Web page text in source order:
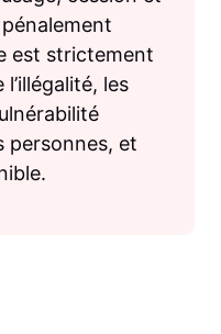
est strictement
les
personnes, et